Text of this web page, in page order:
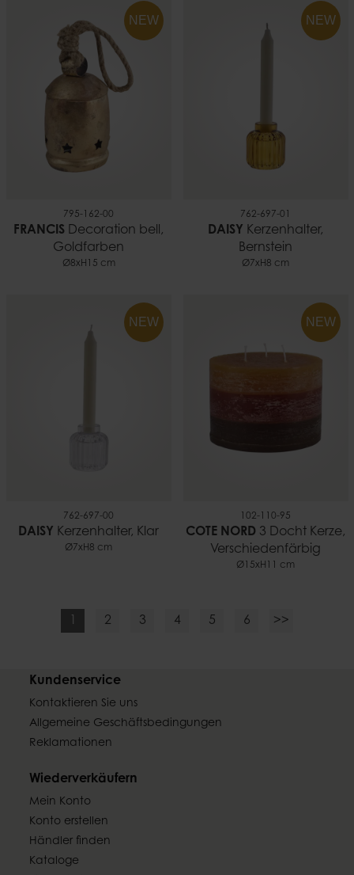
NEW
795-162-00
FRANCIS Decoration bell,
Goldfarben
Ø8xH15 cm
NEW
762-697-01
DAISY Kerzenhalter,
Bernstein
Ø7xH8 cm
NEW
762-697-00
DAISY Kerzenhalter, Klar
Ø7xH8 cm
NEW
102-110-95
COTE NORD 3 Docht Kerze,
Verschiedenfärbig
Ø15xH11 cm
1 2 3 4 5 6 >>
Kundenservice
Kontaktieren Sie uns
Allgemeine Geschäftsbedingungen
Reklamationen
Wiederverkäufern
Mein Konto
Konto erstellen
Händler finden
Kataloge